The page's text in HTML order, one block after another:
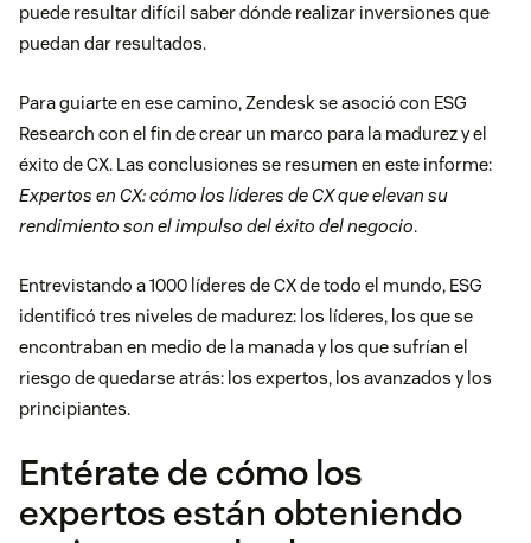
puede resultar difícil saber dónde realizar inversiones que
puedan dar resultados.
Para guiarte en ese camino, Zendesk se asoció con ESG
Research con el fin de crear un marco para la madurez y el
éxito de CX. Las conclusiones se resumen en este informe:
Expertos en CX: cómo los líderes de CX que elevan su
rendimiento son el impulso del éxito del negocio.
Entrevistando a 1000 líderes de CX de todo el mundo, ESG
identificó tres niveles de madurez: los líderes, los que se
encontraban en medio de la manada y los que sufrían el
riesgo de quedarse atrás: los expertos, los avanzados y los
principiantes.
Entérate de cómo los
expertos están obteniendo